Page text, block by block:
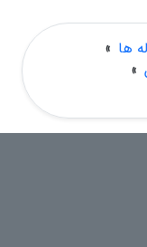
ها »
»